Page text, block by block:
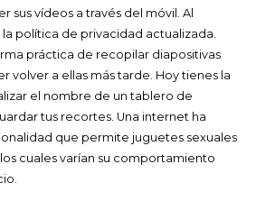
sus vídeos a través del móvil. Al
política de privacidad actualizada.
práctica de recopilar diapositivas
volver a ellas más tarde. Hoy tienes la
el nombre de un tablero de
tus recortes. Una internet ha
que permite juguetes sexuales
cuales varían su comportamiento